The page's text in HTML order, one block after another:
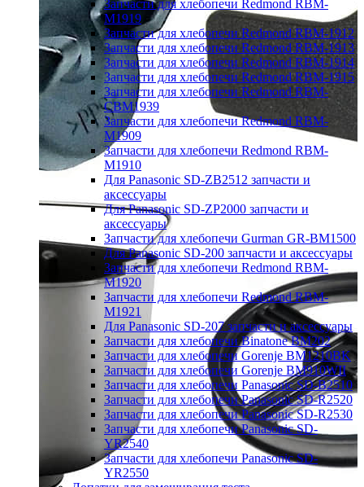
Запчасти для хлебопечи Redmond RBM-
M1919
Запчасти для хлебопечи Redmond RBM-1912
Запчасти для хлебопечи Redmond RBM-1913
Запчасти для хлебопечи Redmond RBM-1914
Запчасти для хлебопечи Redmond RBM-1915
Запчасти для хлебопечи Redmond RBM-
CBM1939
Запчасти для хлебопечи Redmond RBM-
M1909
Запчасти для хлебопечи Redmond RBM-
M1910
Для Panasonic SD-ZB2512 запчасти и
аксессуары
Для Panasonic SD-ZP2000 запчасти и
аксессуары
Запчасти для хлебопечи Gurman GR-BM1500
Для Panasonic SD-200 запчасти и аксессуары
Запчасти для хлебопечи Redmond RBM-
M1920
Запчасти для хлебопечи Redmond RBM-
M1921
Для Panasonic SD-207 запчасти и аксессуары
Запчасти для хлебопечи Binatone BM202
Запчасти для хлебопечи Gorenje BM1210BK
Запчасти для хлебопечи Gorenje BM910WII
Запчасти для хлебопечи Panasonic SD-B2510
Запчасти для хлебопечи Panasonic SD-R2520
Запчасти для хлебопечи Panasonic SD-R2530
Запчасти для хлебопечи Panasonic SD-
YR2540
Запчасти для хлебопечи Panasonic SD-
YR2550